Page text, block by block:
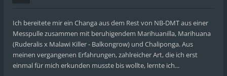
Ich bereitete mir ein Changa aus dem Rest von NB-DMT aus einer
Messpulle zusammen mit beruhigendem Marihuanilla, Marihuana
(Ruderalis x Malawi Killer - Balkongrow) und Chaliponga. Aus
meinen vergangenen Erfahrungen, zahlreicher Art, die ich erst
einmal für mich erkunden musste bis wollte, lernte ich...